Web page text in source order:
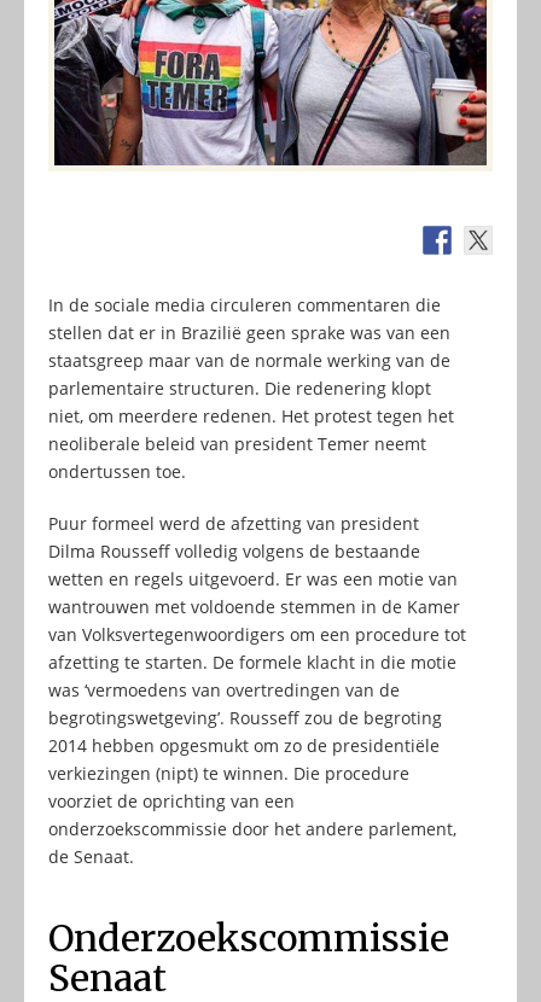
In de sociale media circuleren commentaren die
stellen dat er in Brazilië geen sprake was van een
staatsgreep maar van de normale werking van de
parlementaire structuren. Die redenering klopt
niet, om meerdere redenen. Het protest tegen het
neoliberale beleid van president Temer neemt
ondertussen toe.
Puur formeel werd de afzetting van president
Dilma Rousseff volledig volgens de bestaande
wetten en regels uitgevoerd. Er was een motie van
wantrouwen met voldoende stemmen in de Kamer
van Volksvertegenwoordigers om een procedure tot
afzetting te starten. De formele klacht in die motie
was ‘vermoedens van overtredingen van de
begrotingswetgeving’. Rousseff zou de begroting
2014 hebben opgesmukt om zo de presidentiële
verkiezingen (nipt) te winnen. Die procedure
voorziet de oprichting van een
onderzoekscommissie door het andere parlement,
de Senaat.
Onderzoekscommissie
Senaat